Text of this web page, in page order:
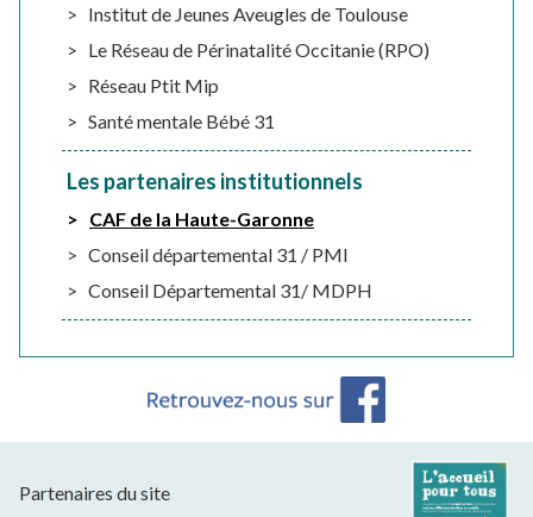
Institut de Jeunes Aveugles de Toulouse
Le Réseau de Périnatalité Occitanie (RPO)
Réseau Ptit Mip
Santé mentale Bébé 31
Les partenaires institutionnels
CAF de la Haute-Garonne
Conseil départemental 31 / PMI
Conseil Départemental 31/ MDPH
Partenaires du site